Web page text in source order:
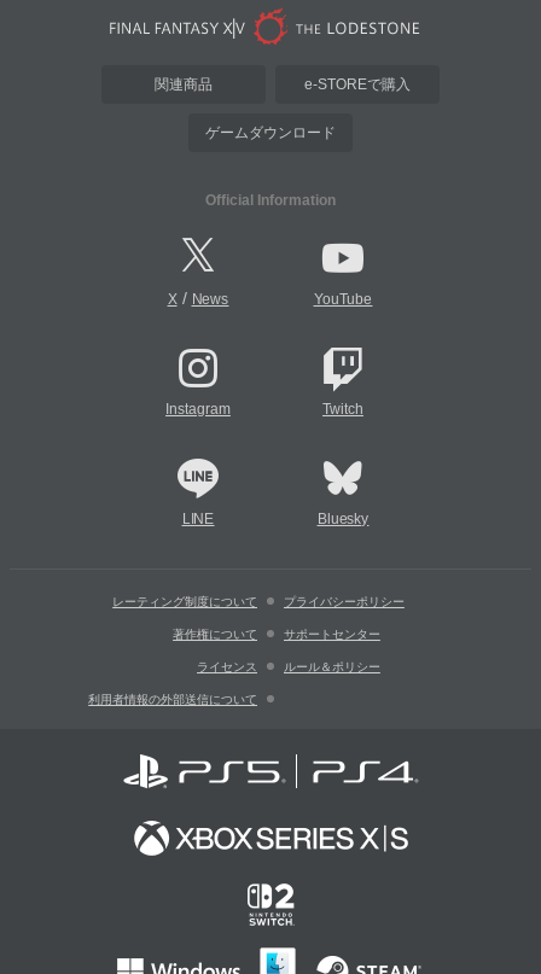
関連商品 e-STOREで購入
ゲームダウンロード
Official Information
X/ News YouTube
Instagram Twitch
LINE Bluesky
レーティング制度について プライバシーポリシー
著作権について サポートセンター
ライセンス ルール＆ポリシー
利用者情報の外部送信について